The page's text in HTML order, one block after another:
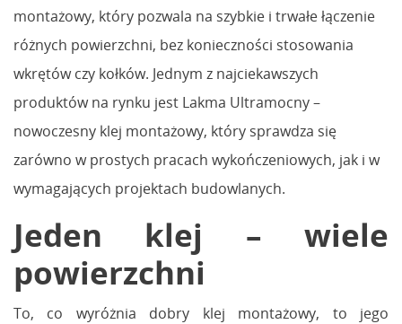
montażowy, który pozwala na szybkie i trwałe łączenie
różnych powierzchni, bez konieczności stosowania
wkrętów czy kołków. Jednym z najciekawszych
produktów na rynku jest Lakma Ultramocny –
nowoczesny klej montażowy, który sprawdza się
zarówno w prostych pracach wykończeniowych, jak i w
wymagających projektach budowlanych.
Jeden klej – wiele
powierzchni
To, co wyróżnia dobry klej montażowy, to jego